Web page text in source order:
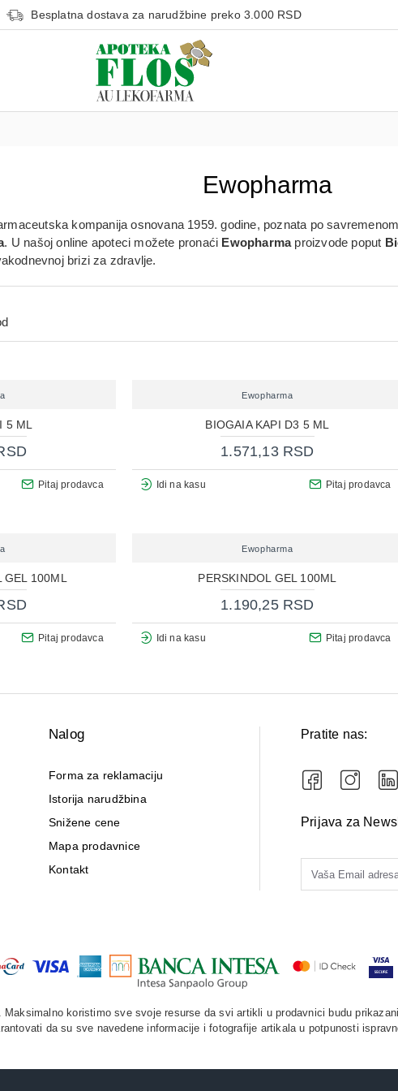
Besplatna dostava za narudžbine preko 3.000 RSD
Ewopharma
kompanija osnovana 1959. godine, poznata po
. U našoj online apoteci možete pronaći Ewopharmaproizvode poput
brizi za zdravlje.
5 ML
Pitaj prodavca
Ewopharma
BIOGAIA KAPI D3 5 ML
1.571,13 RSD
Idi na kasu Pitaj prodavca
GEL 100ML
Pitaj prodavca
Ewopharma
PERSKINDOL GEL 100ML
1.190,25 RSD
Idi na kasu Pitaj prodavca
Nalog
Forma za reklamaciju
Istorija narudžbina
Snižene cene
Mapa prodavnice
Kontakt
Pratite nas:
Prijava za
koristimo sve svoje resurse da svi artikli u prodavnici budu
da su sve navedene informacije i fotografije artikala u potpunosti